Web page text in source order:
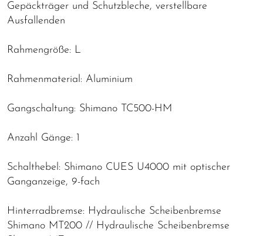
Gepäckträger und Schutzbleche, verstellbare
Ausfallenden
Rahmengröße: L
Rahmenmaterial: Aluminium
Gangschaltung: Shimano TC500-HM
Anzahl Gänge: 1
Schalthebel: Shimano CUES U4000 mit optischer
Ganganzeige, 9-fach
Hinterradbremse: Hydraulische Scheibenbremse
Shimano MT200 // Hydraulische Scheibenbremse